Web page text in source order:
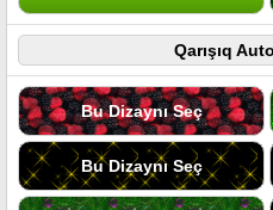
Qarışıq
Bu Dizaynı Seç
Bu Dizaynı Seç